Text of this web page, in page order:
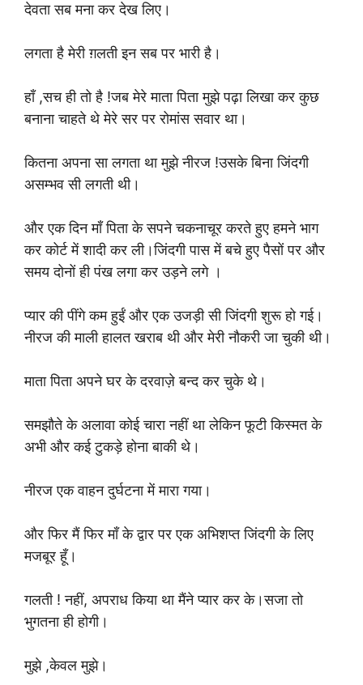
देवता सब मना कर देख लिए।
लगता है मेरी ग़लती इन सब पर भारी है।
हाँ ,सच ही तो है !जब मेरे माता पिता मुझे पढ़ा लिखा कर कुछ
बनाना चाहते थे मेरे सर पर रोमांस सवार था।
कितना अपना सा लगता था मुझे नीरज !उसके बिना जिंदगी
असम्भव सी लगती थी।
और एक दिन माँ पिता के सपने चकनाचूर करते हुए हमने भाग
कर कोर्ट में शादी कर ली।जिंदगी पास में बचे हुए पैसों पर और
समय दोनों ही पंख लगा कर उड़ने लगे ।
प्यार की पींगे कम हुईं और एक उजड़ी सी जिंदगी शुरू हो गई।
नीरज की माली हालत खराब थी और मेरी नौकरी जा चुकी थी।
माता पिता अपने घर के दरवाज़े बन्द कर चुके थे।
समझौते के अलावा कोई चारा नहीं था लेकिन फूटी किस्मत के
अभी और कई टुकड़े होना बाकी थे।
नीरज एक वाहन दुर्घटना में मारा गया।
और फिर मैं फिर माँ के द्वार पर एक अभिशप्त जिंदगी के लिए
मजबूर हूँ।
गलती ! नहीं, अपराध किया था मैंने प्यार कर के।सजा तो
भुगतना ही होगी।
मुझे ,केवल मुझे।